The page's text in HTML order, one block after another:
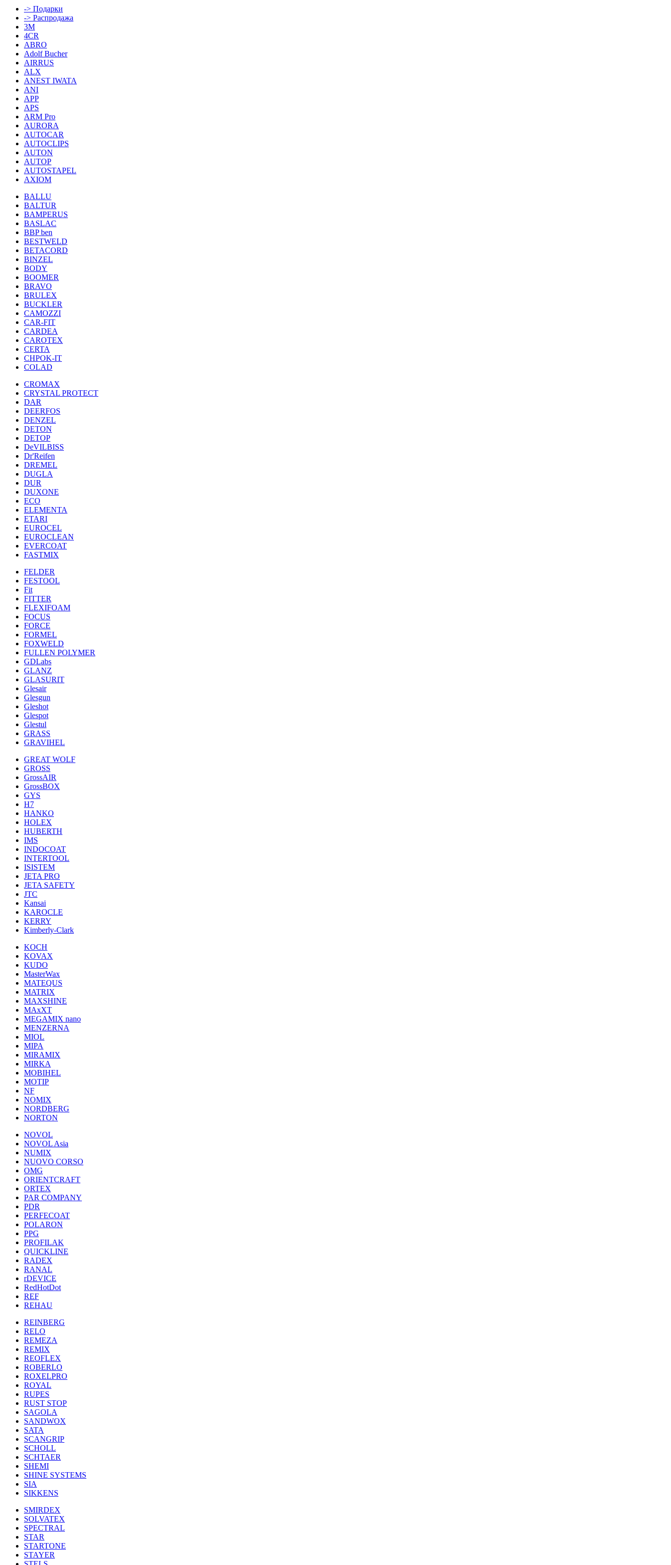
-> Подарки
-> Распродажа
3M
4CR
ABRO
Adolf Bucher
AIRRUS
ALX
ANEST IWATA
ANI
APP
APS
ARM Pro
AURORA
AUTOCAR
AUTOCLIPS
AUTON
AUTOP
AUTOSTAPEL
AXIOM
BALLU
BALTUR
BAMPERUS
BASLAC
BBP ben
BESTWELD
BETACORD
BINZEL
BODY
BOOMER
BRAVO
BRULEX
BUCKLER
CAMOZZI
CAR-FIT
CARDEA
CAROTEX
CERTA
CHPOK-IT
COLAD
CROMAX
CRYSTAL PROTECT
DAR
DEERFOS
DENZEL
DETON
DETOP
DeVILBISS
Dr'Reifen
DREMEL
DUGLA
DUR
DUXONE
ECO
ELEMENTA
ETARI
EUROCEL
EUROCLEAN
EVERCOAT
FASTMIX
FELDER
FESTOOL
Fit
FITTER
FLEXIFOAM
FOCUS
FORCE
FORMEL
FOXWELD
FULLEN POLYMER
GDLabs
GLANZ
GLASURIT
Glesair
Glesgun
Gleshot
Glespot
Glestul
GRASS
GRAVIHEL
GREAT WOLF
GROSS
GrossAIR
GrossBOX
GYS
H7
HANKO
HOLEX
HUBERTH
IMS
INDOCOAT
INTERTOOL
ISISTEM
JETA PRO
JETA SAFETY
JTC
Kansai
KAROCLE
KERRY
Kimberly-Clark
KOCH
KOVAX
KUDO
MasterWax
MATEQUS
MATRIX
MAXSHINE
MAxXT
MEGAMIX nano
MENZERNA
MIOL
MIPA
MIRAMIX
MIRKA
MOBIHEL
MOTIP
NF
NOMIX
NORDBERG
NORTON
NOVOL
NOVOL Asia
NUMIX
NUOVO CORSO
OMG
ORIENTCRAFT
ORTEX
PAR COMPANY
PDR
PERFECOAT
POLARON
PPG
PROFILAK
QUICKLINE
RADEX
RANAL
rDEVICE
RedHotDot
REF
REHAU
REINBERG
RELO
REMEZA
REMIX
REOFLEX
ROBERLO
ROXELPRO
ROYAL
RUPES
RUST STOP
SAGOLA
SANDWOX
SATA
SCANGRIP
SCHOLL
SCHTAER
SHEMI
SHINE SYSTEMS
SIA
SIKKENS
SMIRDEX
SOLVATEX
SPECTRAL
STAR
STARTONE
STAYER